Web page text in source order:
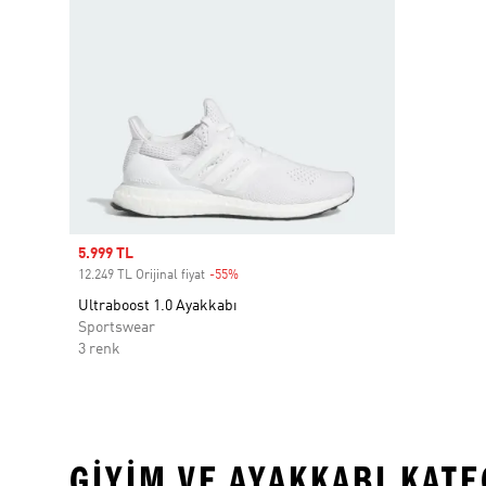
Sale price
5.999 TL
12.249 TL Orijinal fiyat -55%
Ultraboost 1.0 Ayakkabı
Sportswear
3 renk